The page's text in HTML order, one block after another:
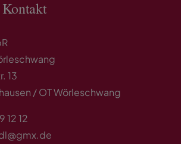
13
/ OT Wörleschwang
12 12